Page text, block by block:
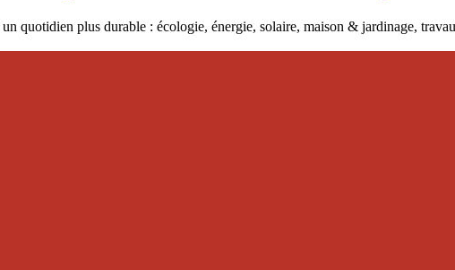
quotidien plus durable : écologie, énergie, solaire, maison & jardinage,